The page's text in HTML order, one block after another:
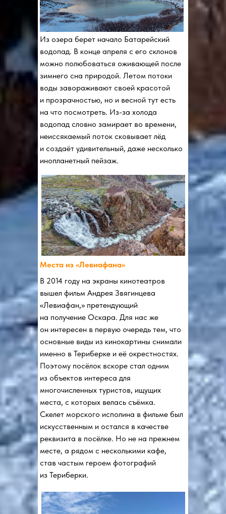
Места из «Левиафана»
В 2014 году на экраны кинотеатров
вышел фильм Андрея Звягинцева
«Левиафан,» претендующий
на получение Оскара. Для нас же
он интересен в первую очередь тем, что
основные виды из кинокартины снимали
именно в Териберке и её окрестностях.
Поэтому посёлок вскоре стал одним
из объектов интереса для
многочисленных туристов, ищущих
места, с которых велась съёмка.
Скелет морского исполина в фильме был
искусственным и остался в качестве
реквизита в посёлке. Но не на прежнем
месте, а рядом с несколькими кафе,
став частым героем фотографий
из Териберки.
Из озера берет начало Батарейский
водопад. В конце апреля с его склонов
можно полюбоваться оживающей после
зимнего сна природой. Летом потоки
воды завораживают своей красотой
и прозрачностью, но и весной тут есть
на что посмотреть. Из-за холода
водопад словно замирает во времени,
неиссякаемый поток сковывает лёд
и создаёт удивительный, даже несколько
инопланетный пейзаж.